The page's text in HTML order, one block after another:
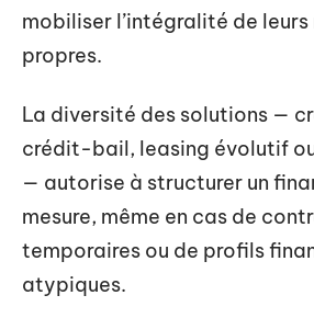
mobiliser l’intégralité de leurs
propres.
La diversité des solutions —
crédit-bail, leasing évolutif
— autorise à structurer un
mesure, même en cas de
temporaires ou de profils
atypiques.